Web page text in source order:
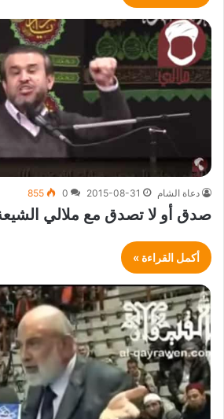
دعاة الشام 2015-08-31
0
855
صدق أو لا تصدق مع ملالي
أكمل القراءة »